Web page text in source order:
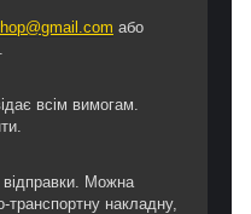
або
всім вимогам.
Можна
транспортну накладну,